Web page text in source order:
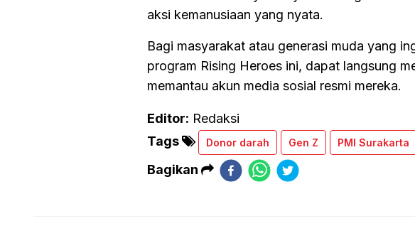
aksi kemanusiaan yang nyata.
Bagi masyarakat atau generasi muda yang
program Rising Heroes ini, dapat langsung
memantau akun media sosial resmi mereka.
Editor: Redaksi
Tags
Donor darah Gen Z PMI Surakarta
Bagikan